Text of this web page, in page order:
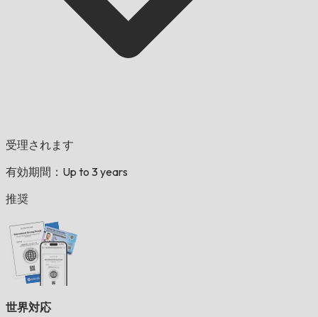
受理されます
有効期間：Up to 3 years
推奨
世界対応